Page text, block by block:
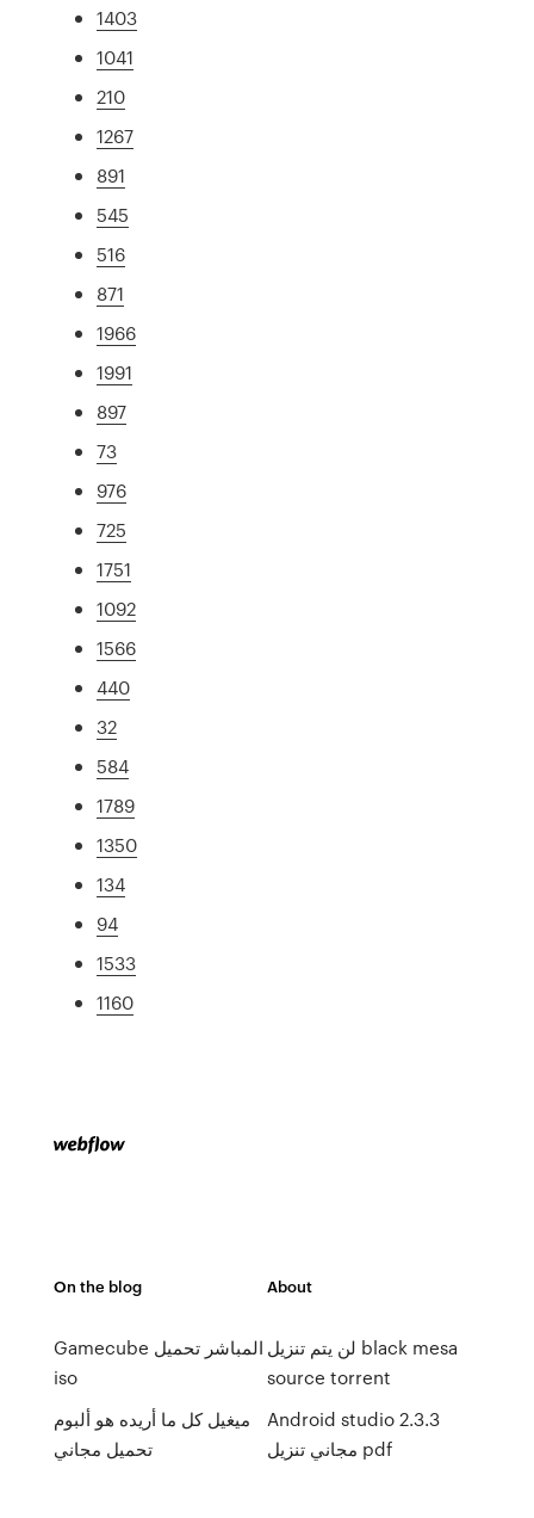
1403
1041
210
1267
891
545
516
871
1966
1991
897
73
976
725
1751
1092
1566
440
32
584
1789
1350
134
94
1533
1160
On the blog
Gamecube المباشر تحميل
iso
ميغيل كل ما أريده هو ألبوم
تحميل مجاني
About
لن يتم تنزيل black mesa
source torrent
Android studio 2.3.3
مجاني تنزيل pdf